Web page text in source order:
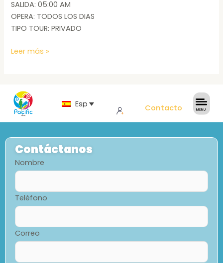
SALIDA: 05:00 AM
OPERA: TODOS LOS DIAS
TIPO TOUR: PRIVADO
Leer más »
Español Contacto
Contáctanos
Nombre
Teléfono
Correo